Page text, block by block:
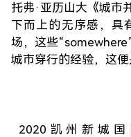
托弗·亚历山大《城市
下而上的无序感，具
场，这些
城市穿行的经验，这便
2020凯州新城